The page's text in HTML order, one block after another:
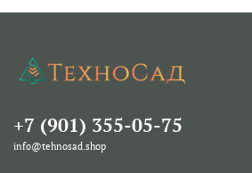
+7 (901) 355-05-75
info@tehnosad.shop